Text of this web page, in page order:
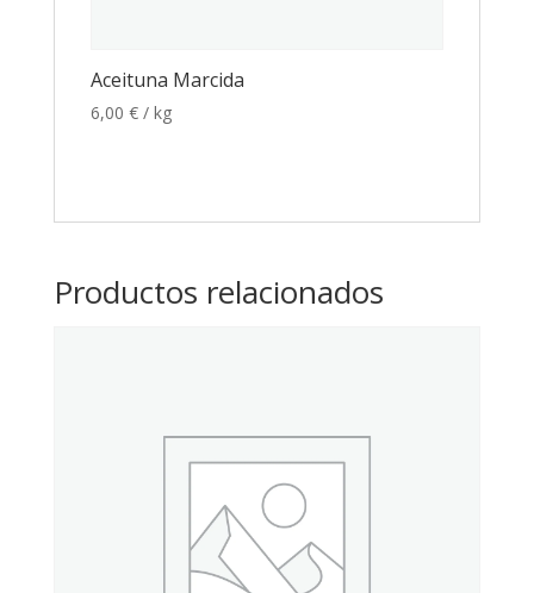
Aceituna Marcida
6,00 € / kg
Productos relacionados